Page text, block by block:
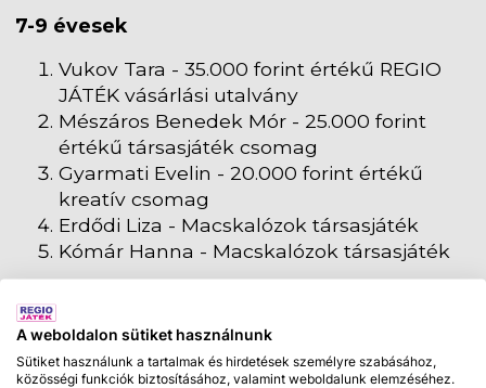
A weboldalon sütiket használnunk
Sütiket használunk a tartalmak és hirdetések személyre szabásához,
közösségi funkciók biztosításához, valamint weboldalunk elemzéséhez.